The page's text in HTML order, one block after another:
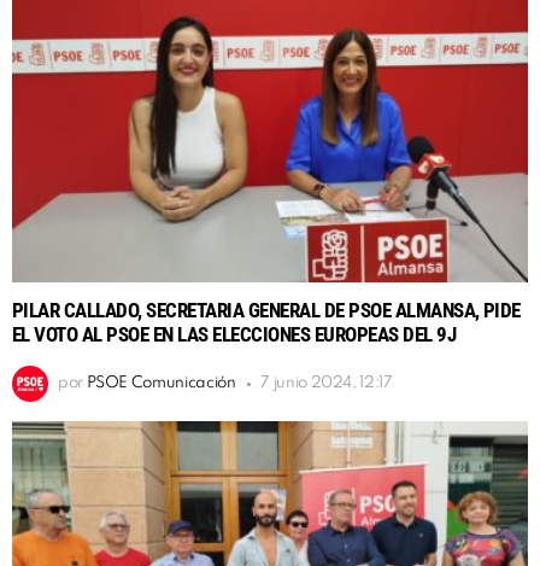
PILAR CALLADO, SECRETARIA GENERAL DE PSOE ALMANSA, PIDE
EL VOTO AL PSOE EN LAS ELECCIONES EUROPEAS DEL 9J
por PSOE Comunicación 7 junio 2024, 12:17